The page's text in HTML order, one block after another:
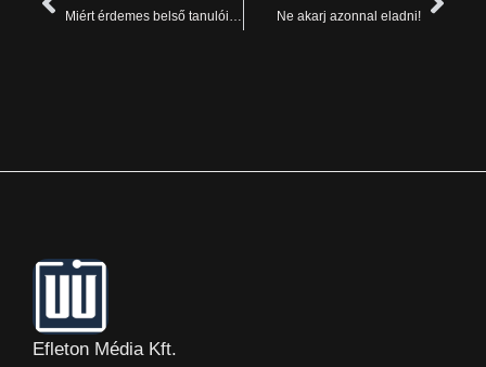
Miért érdemes belső tanulói felületet létrehoznod? Ne akarj azonnal eladni!
Efleton Média Kft.